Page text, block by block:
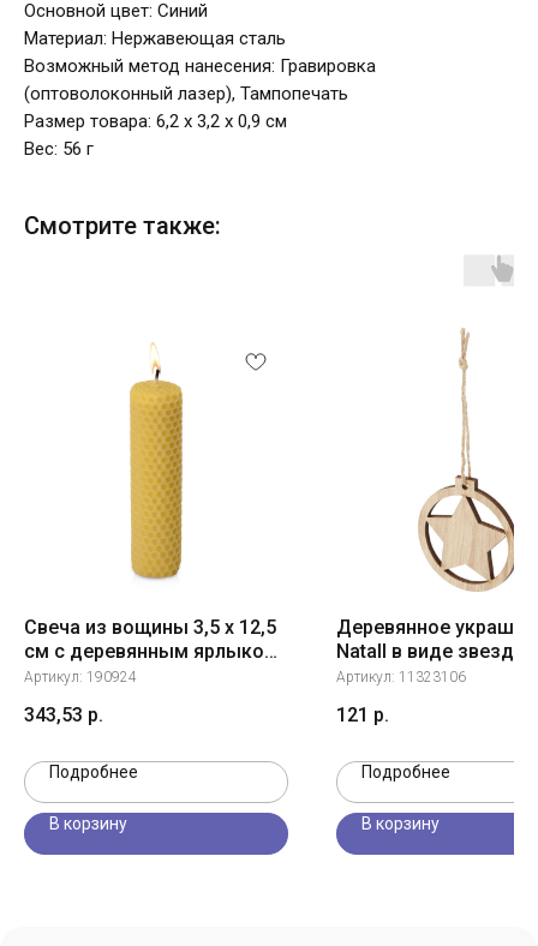
Основной цвет: Синий
Материал: Нержавеющая сталь
Возможный метод нанесения: Гравировка
(оптоволоконный лазер), Тампопечать
Размер товара: 6,2 x 3,2 x 0,9 см
Вес: 56 г
Смотрите также:
Свеча из вощины 3,5 х 12,5
см с деревянным ярлыком,
желтый
Артикул: 190924
343,53 р.
Подробнее
В корзину
Деревянное
Natall в виде звезды
Артикул: 11323106
121 р.
Подробнее
В корзину